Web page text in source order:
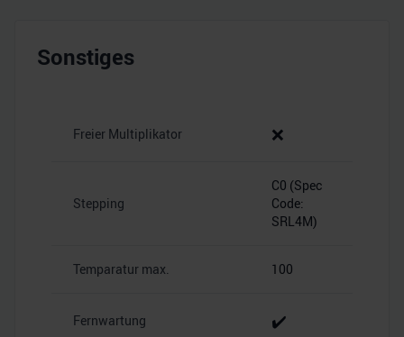
Sonstiges
Freier Multiplikator ❌
Stepping
C0 (Spec
Code:
SRL4M)
Temparatur max. 100
Fernwartung ✔️